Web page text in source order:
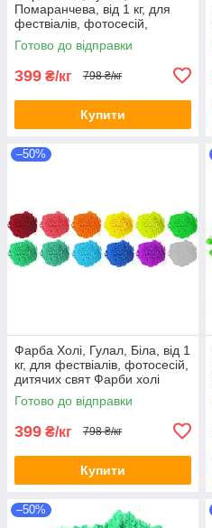
Помаранчева, від 1 кг, для
фествіалів, фотосесій,
дитячих свят Фарби холі
Готово до відправки
399 ₴/кг 798 ₴/кг
Купити
–50%
Фарба Холі, Гулал, Біла, від 1
кг, для фествіалів, фотосесій,
дитячих свят Фарби холі
Готово до відправки
399 ₴/кг 798 ₴/кг
Купити
–50%